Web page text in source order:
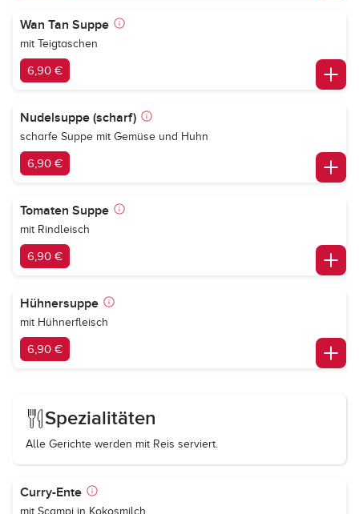
Wan Tan Suppe
mit Teigtaschen
6,90 €
Nudelsuppe (scharf)
scharfe Suppe mit Gemüse und Huhn
6,90 €
Tomaten Suppe
mit Rindleisch
6,90 €
Hühnersuppe
mit Hühnerfleisch
6,90 €
Spezialitäten
Alle Gerichte werden mit Reis serviert.
Curry-Ente
mit Scampi in Kokosmilch